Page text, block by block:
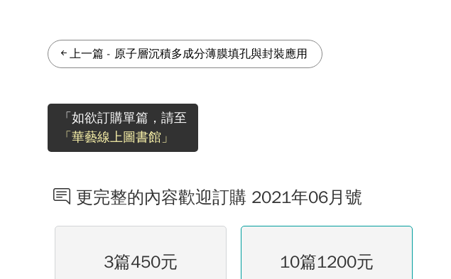
上一篇 - 原子層沉積多成分薄膜填孔與封裝應用
「如欲訂購單篇，請至
「華藝線上圖書館」
更完整的內容歡迎訂購 2021年06月號
3篇450元
10篇1200元